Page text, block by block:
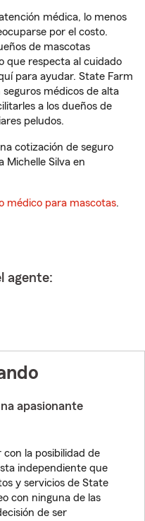
médica, lo menos
por el costo.
de mascotas
que respecta al cuidado
para ayudar. State Farm
médicos de alta
a los dueños de
peludos.
cotización de seguro
Michelle Silva en
médico para mascotas.
agente:
apasionante
la posibilidad de
independiente que
y servicios de State
con ninguna de las
de ser